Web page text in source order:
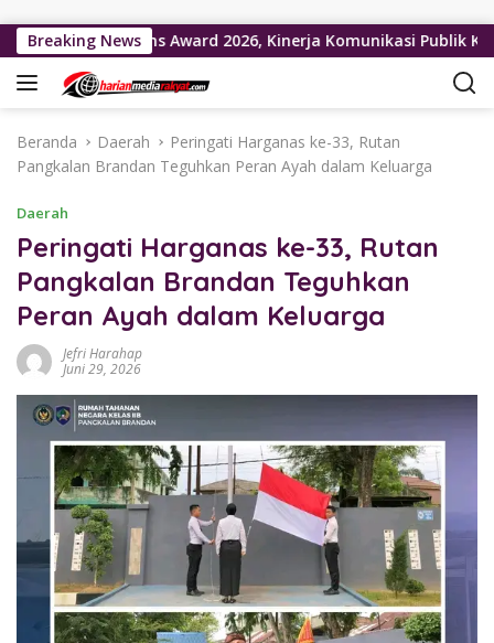
Breaking NewsAward 2026, Kinerja Komunikasi Publik
Beranda Daerah
Peringati Harganas ke-33, Rutan
Pangkalan Brandan Teguhkan Peran Ayah dalam Keluarga
Daerah
Peringati Harganas ke-33, Rutan
Pangkalan Brandan Teguhkan
Peran Ayah dalam Keluarga
Jefri Harahap
Juni 29, 2026